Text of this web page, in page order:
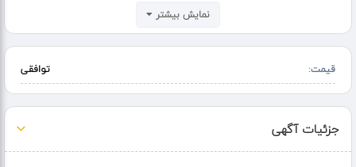
روو دری ها با کمترین قیمت همراه با ضمانت حتی در روزهای تعطیل در
کنار شما هستیم
نمایش بیشتر
قیمت: توافقی
جزئیات آگهی